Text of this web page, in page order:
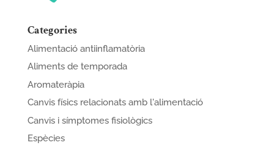
Categories
Alimentació antiinflamatòria
Aliments de temporada
Aromateràpia
Canvis físics relacionats amb l'alimentació
Canvis i símptomes fisiològics
Espècies